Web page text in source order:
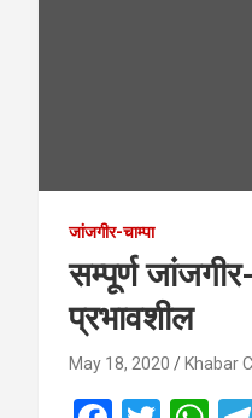
जांजगीर-चाम्पा
सम्पूर्ण
प्रभावशील
May 18, 2020 Khabar